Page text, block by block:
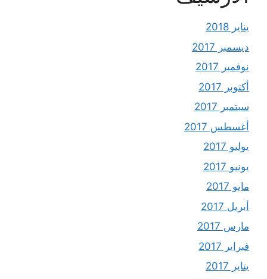
يناير 2018
ديسمبر 2017
نوفمبر 2017
أكتوبر 2017
سبتمبر 2017
أغسطس 2017
يوليو 2017
يونيو 2017
مايو 2017
أبريل 2017
مارس 2017
فبراير 2017
يناير 2017